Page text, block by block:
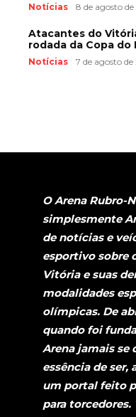
Notícias 8 de agosto
Atacantes do
rodada da Copa do
Notícias 7 de agosto
O Arena Rubro-
simplesmente
de notícias e
esportivo sobre
Vitória e suas
modalidades
olímpicas. De
quando foi
Arena jamais se
essência de ser,
um portal feito
para torcedores.